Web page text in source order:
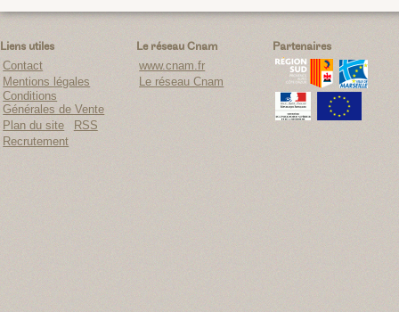
Liens utiles
Contact
Mentions légales
Conditions
Générales de Vente
Plan du site
RSS
Recrutement
Le réseau Cnam
www.cnam.fr
Le réseau Cnam
Partenaires